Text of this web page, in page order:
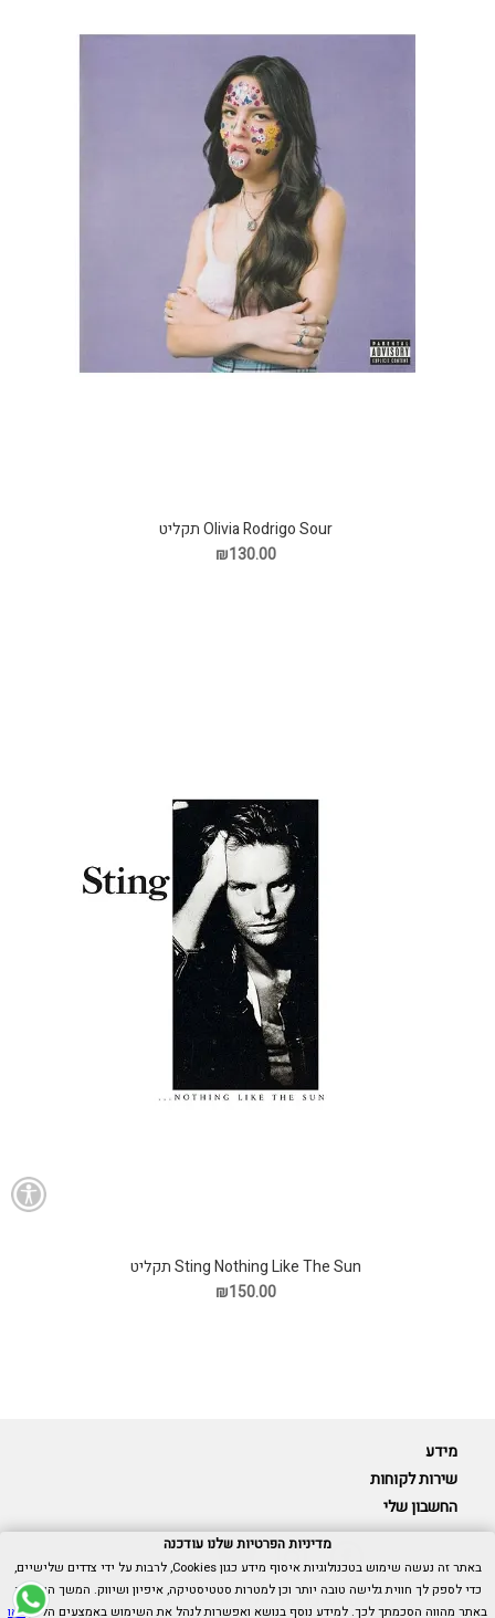
Olivia Rodrigo Sour תקליט
₪130.00
Sting Nothing Like The Sun תקליט
₪150.00
מידע
שירות לקוחות
החשבון שלי
Cubica © כל הזכויות שמורות.
מדיניות הפרטיות שלנו עודכנה
באתר זה נעשה שימוש בטכנולוגיות איסוף מידע כגון Cookies, לרבות על ידי צדדים שלישיים,
כדי לספק לך חווית גלישה טובה יותר וכן למטרות סטטיסטיקה, איפיון ושיווק. המשך הגלישה
באתר מהווה הסכמתך לכך. למידע נוסף בנושא ואפשרות לנהל את השימוש באמצעים הללו,ראו